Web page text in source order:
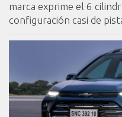
marca exprime el 6
configuración casi de